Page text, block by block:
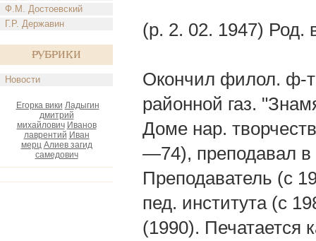
Ф.М. Достоевский
Г.Р. Державин
Рубрики
Новости
Егорка вики Ладыгин
дмитрий
михайлович Иванов
лаврентий Иван
мерц Алиев загид
самедович
(р. 2. 02. 1947) Род.
Окончил филол. ф-т
районной газ.
Доме нар.
—74), преподавал в
Преподаватель (с
пед. института (с
(1990). Печатается